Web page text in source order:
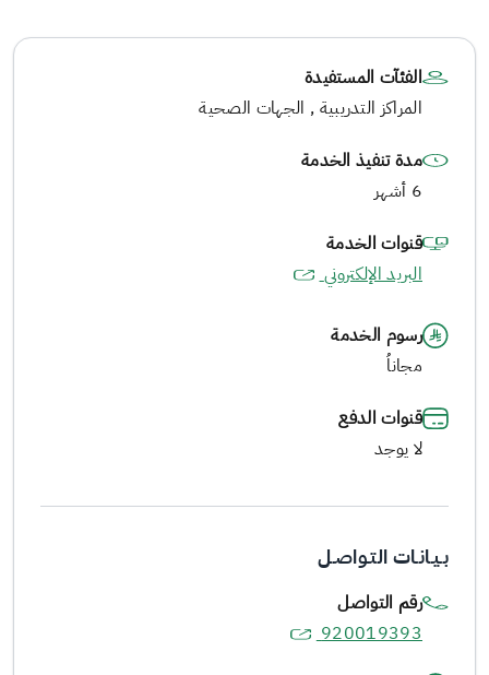
الفئآت المستفيدة
المراكز التدريبية , الجهات الصحية
مدة تنفيذ الخدمة
6 أشهر
قنوات الخدمة
البريد الإلكتروني
رسوم الخدمة
مجاناُ
قنوات الدفع
لا يوجد
بـيـانـات التـواصـل
رقم التواصل
920019393